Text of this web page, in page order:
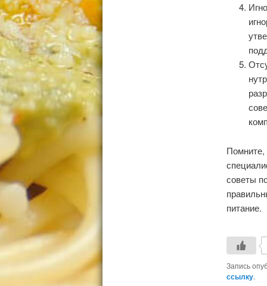
Помните,
советы
питание.
Запись
ссылку.